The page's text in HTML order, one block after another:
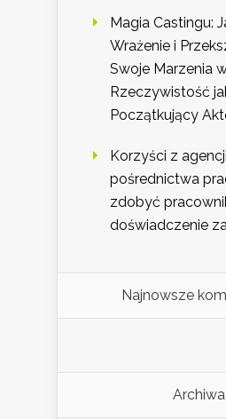
Magia Castingu:
Wrażenie i
Swoje Marzenia
Rzeczywistość
Początkujący
Korzyści z agencji
pośrednictwa
zdobyć
doświadczenie
Najnowsze
Archiwa